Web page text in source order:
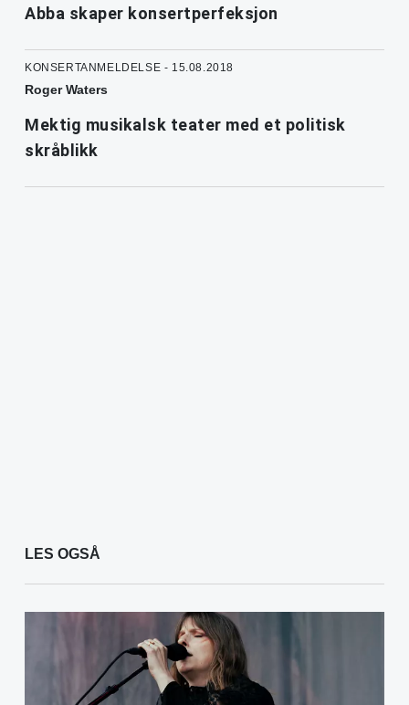
Abba skaper konsertperfeksjon
KONSERTANMELDELSE - 15.08.2018
Roger Waters
Mektig musikalsk teater med et politisk
skråblikk
LES OGSÅ